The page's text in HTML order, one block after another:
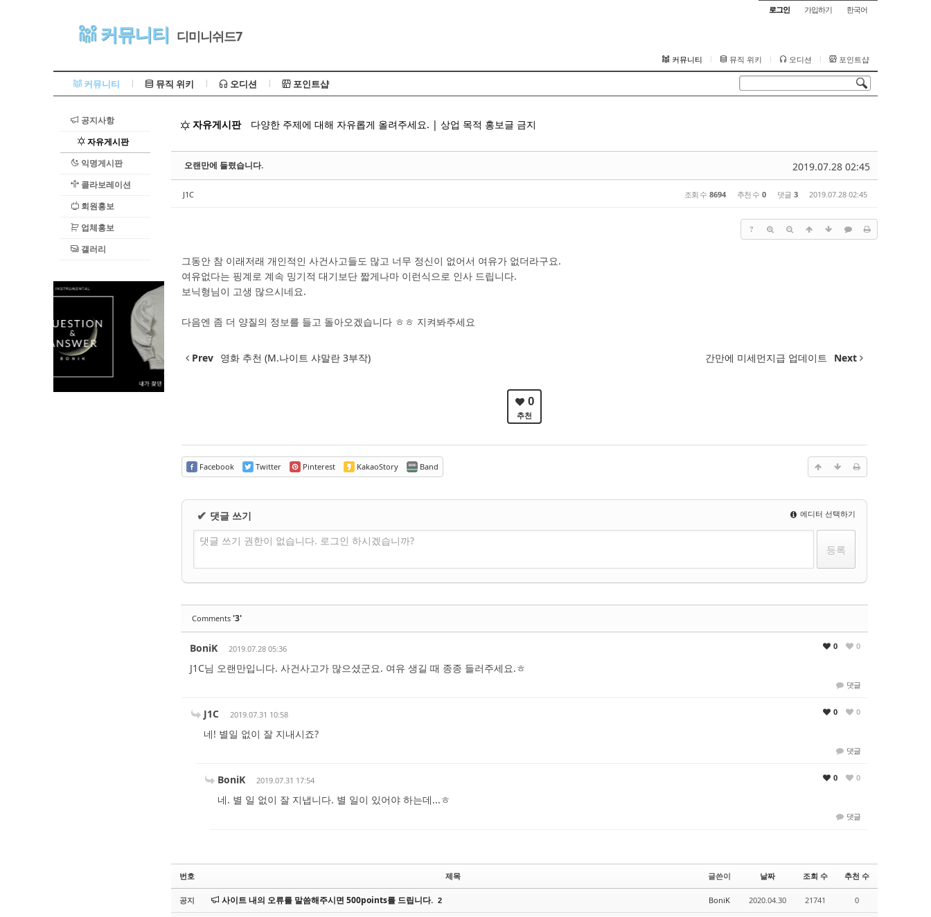
로그인 가입하기 한국어
커뮤니티 디미니쉬드7
커뮤니티 뮤직 위키 오디션 포인트샵
커뮤니티 뮤직 위키 오디션 포인트샵
공지사항
자유게시판
익명게시판
콜라보레이션
회원홍보
업체홍보
갤러리
자유게시판 다양한 주제에 대해 자유롭게 올려주세요. | 상업 목적 홍보글 금지
2019.07.28 02:45
오랜만에 들렸습니다.
J1C 조회 수 8694 추천 수 0 댓글 3 2019.07.28 02:45
?
그동안 참 이래저래 개인적인 사건사고들도 많고 너무 정신이 없어서 여유가 없더라구요.
여유없다는 핑계로 계속 밍기적 대기보단 짧게나마 이런식으로 인사 드립니다.
보닉형님이 고생 많으시네요.
다음엔 좀 더 양질의 정보를 들고 돌아오겠습니다 ㅎㅎ 지켜봐주세요
Prev 영화 추천 (M.나이트 샤말란 3부작) 간만에 미세먼지급 업데이트 Next
0
추천
Facebook Twitter Pinterest KakaoStory Band
✔ 댓글 쓰기 에디터 선택하기
댓글 쓰기 권한이 없습니다. 로그인 하시겠습니까?
Comments '3'
BoniK 2019.07.28 05:36
J1C님 오랜만입니다. 사건사고가 많으셨군요. 여유 생길 때 종종 들러주세요.ㅎ
댓글
0 0
J1C 2019.07.31 10:58
네! 별일 없이 잘 지내시죠?
댓글
0 0
BoniK 2019.07.31 17:54
네. 별 일 없이 잘 지냅니다. 별 일이 있어야 하는데...ㅎ
댓글
0 0
번호 제목 글쓴이 날짜 조회 수 추천 수
공지 사이트 내의 오류를 말씀해주시면 500points를 드립니다. 2 BoniK 2020.04.30 21741 0
Sketchbook5, 스케치북5
Sketchbook5, 스케치북5